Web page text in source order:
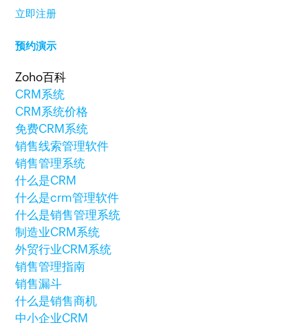
立即注册
预约演示
Zoho百科
CRM系统
CRM系统价格
免费CRM系统
销售线索管理软件
销售管理系统
什么是CRM
什么是crm管理软件
什么是销售管理系统
制造业CRM系统
外贸行业CRM系统
销售管理指南
销售漏斗
什么是销售商机
中小企业CRM